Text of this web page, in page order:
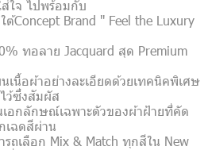
ใจ ไปพร้อมกับ
Concept Brand " Feel the Luxury
ทอลาย Jacquard สุด Premium
นื้อผ้าอย่างละเอียดด้วยเทคนิคพิเศษ
ว้ซึ่งสัมผัส
อกลักษณ์เฉพาะตัวของผ้าฝ้ายที่คัด
เฉดสีผ่าน
รถเลือก Mix & Match ทุกสีใน New